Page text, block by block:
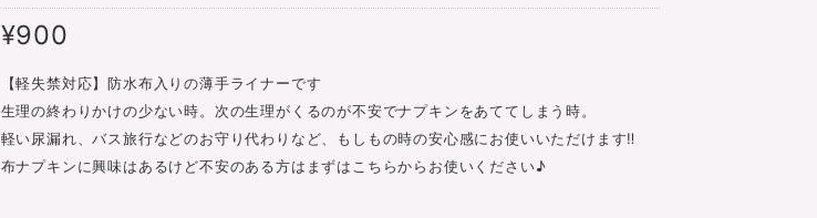
¥900
【軽失禁対応】防水布入りの薄手ライナーです
生理の終わりかけの少ない時。次の生理がくるのが不安でナプキンをあててしまう時。
軽い尿漏れ、バス旅行などのお守り代わりなど、もしもの時の安心感にお使いいただけます‼
布ナプキンに興味はあるけど不安のある方はまずはこちらからお使いください♪